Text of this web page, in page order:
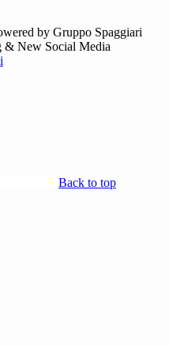
by Gruppo Spaggiari
& New Social Media
Back to top